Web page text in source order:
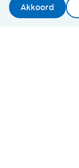
About SeniorWeb
Akkoord